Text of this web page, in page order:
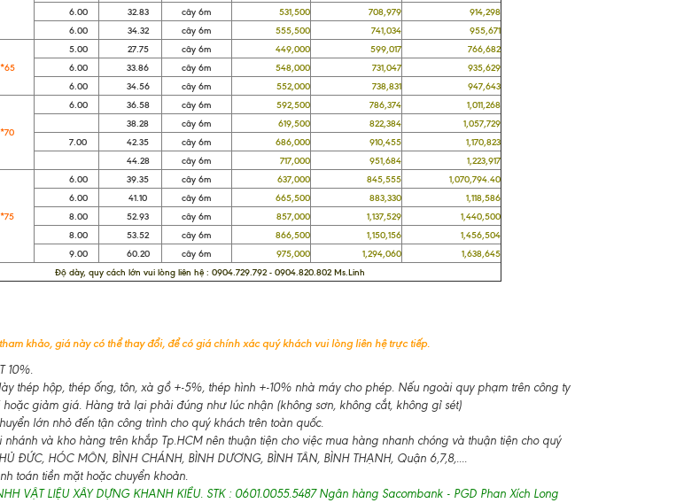
6.00 32.83 cây 6m 531,500 708,979
914,298
6.00 34.32 cây 6m 555,500 741,034
955,671
5.00 27.75 cây 6m 449,000 599,017
766,682
6.00 33.86 cây 6m 548,000 731,047
935,629
6.00 34.56 cây 6m 552,000 738,831
947,643
6.00 36.58 cây 6m 592,500 786,374
1,011,268
38.28 cây 6m 619,500 822,384
1,057,729
7.00 42.35 cây 6m 686,000 910,455
1,170,823
44.28 cây 6m 717,000 951,684
1,223,917
6.00 39.35 cây 6m 637,000 845,555
1,070,794.40
6.00 41.10 cây 6m 665,500 883,330
1,118,586
8.00 52.93 cây 6m 857,000 1,137,529
1,440,500
8.00 53.52 cây 6m 866,500 1,150,156
1,456,504
9.00 60.20 cây 6m 975,000 1,294,060
1,638,645
Độ dày, quy cách lớn vui lòng liên hệ : 0904.729.792 - 0904.820.802 Ms.Linh
khảo, giá này có thể thay đổi, để có giá chính xác quý khách vui lòng liên hệ trực tiếp.
10%.
thép hộp, thép ống, tôn, xà gồ +-5%, thép hình +-10% nhà máy cho phép. Nếu ngoài quy phạm trên công ty
giảm giá. Hàng trả lại phải đúng như lúc nhận (không sơn, không cắt, không gỉ sét)
lớn nhỏ đến tận công trình cho quý khách trên toàn quốc.
và kho hàng trên khắp Tp.HCM nên thuận tiện cho việc mua hàng nhanh chóng và thuận tiện cho quý
ĐỨC, HÓC MÔN, BÌNH CHÁNH, BÌNH DƯƠNG, BÌNH TÂN, BÌNH THẠNH, Quận 6,7,8,....
toán tiền mặt hoặc chuyển khoản.
VẬT LIỆU XÂY DỰNG KHANH KIỀU. STK : 0601.0055.5487 Ngân hàng Sacombank - PGD Phan Xích Long